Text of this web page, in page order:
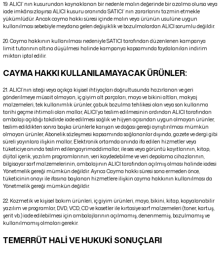
19. ALICI’ nın kusurundan kaynaklanan bir nedenle malın değerinde bir azalma olursa veya
iade imkânsızlaşırsa ALICI kusuru oranında SATICI’ nın zararlarını tazmin etmekle
yükümlüdür. Ancak cayma hakkı süresi içinde malın veya ürünün usulüne uygun
kullanılması sebebiyle meydana gelen değişiklik ve bozulmalardan ALICI sorumlu değildir.
20. Cayma hakkının kullanılması nedeniyle SATICI tarafından düzenlenen kampanya
limit tutarının altına düşülmesi halinde kampanya kapsamında faydalanılan indirim
miktarı iptal edilir.
CAYMA HAKKI KULLANILAMAYACAK ÜRÜNLER:
21. ALICI’nın isteği veya açıkça kişisel ihtiyaçları doğrultusunda hazırlanan ve geri
gönderilmeye müsait olmayan, iç giyim alt parçaları, mayo ve bikini altları, makyaj
malzemeleri, tek kullanımlık ürünler, çabuk bozulma tehlikesi olan veya son kullanma
tarihi geçme ihtimali olan mallar, ALICI’ya teslim edilmesinin ardından ALICI tarafından
ambalajı açıldığı takdirde iade edilmesi sağlık ve hijyen açısından uygun olmayan ürünler,
teslim edildikten sonra başka ürünlerle karışan ve doğası gereği ayrıştırılması mümkün
olmayan ürünler, Abonelik sözleşmesi kapsamında sağlananlar dışında, gazete ve dergi gibi
süreli yayınlara ilişkin mallar, Elektronik ortamda anında ifa edilen hizmetler veya
tüketiciye anında teslim edilengayrimaddimallar, ile ses veya görüntü kayıtlarının, kitap,
dijital içerik, yazılım programlarının, veri kaydedebilme ve veri depolama cihazlarının,
bilgisayar sarf malzemelerinin, ambalajının ALICI tarafından açılmış olması halinde iadesi
Yönetmelik gereği mümkün değildir. Ayrıca Cayma hakkı süresi sona ermeden önce,
tüketicinin onayı ile ifasına başlanan hizmetlere ilişkin cayma hakkının kullanılması da
Yönetmelik gereği mümkün değildir.
22. Kozmetik ve kişisel bakım ürünleri, iç giyim ürünleri, mayo, bikini, kitap, kopyalanabilir
yazılım ve programlar, DVD, VCD, CD ve kasetler ile kırtasiye sarf malzemeleri (toner, kartuş,
şerit vb.) iade edilebilmesi için ambalajlarının açılmamış, denenmemiş, bozulmamış ve
kullanılmamış olmaları gerekir.
TEMERRÜT HALİ VE HUKUKİ SONUÇLARI